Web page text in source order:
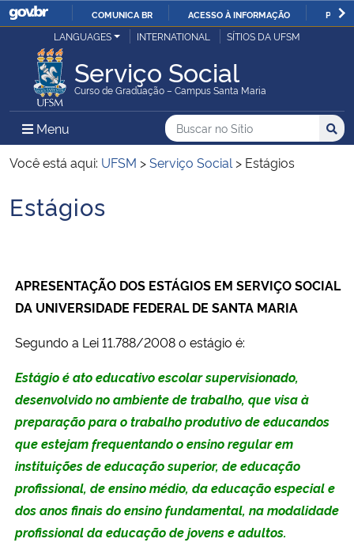
IR
O
COMUNICA BR ACESSO À INFORMAÇÃO
Ministério da Justiça e Segurança Pública
Ministério da Defesa
Ministério das Relações Exteriores
Ministério da Economia
Ministério da Agricultura, Pecuária e Abastecimento
Ministério de Minas e Energia
Ministério da Ciência, Tecnologia, Inovações e Comunicações
Ministério do Meio Ambiente
LANGUAGES INTERNATIONAL SÍTIOS DA UFSM
Serviço Social
Curso de Graduação – Campus Santa Maria
Menu Menu Principal do Sítio
Busca
Buscar no no Sítio
Busca:
Você está aqui: UFSM >Serviço Social > Estágios
Início do conteúdo
Estágios
APRESENTAÇÃO DOS ESTÁGIOS EM SERVIÇO SOCIAL
DA UNIVERSIDADE FEDERAL DE SANTA MARIA
Segundo a Lei 11.788/2008 o estágio é:
Estágio é ato educativo escolar supervisionado,
desenvolvido no ambiente de trabalho, que visa à
preparação para o trabalho produtivo de educandos
que estejam frequentando o ensino regular em
instituições de educação superior, de educação
profissional, de ensino médio, da educação especial e
dos anos finais do ensino fundamental, na modalidade
profissional da educação de jovens e adultos.